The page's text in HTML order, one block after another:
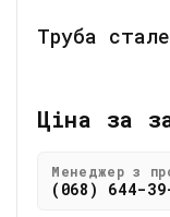
Труба
Ціна за
Менеджер з
(068) 644-